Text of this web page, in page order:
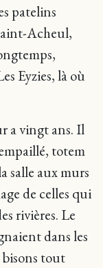
patelins
Acheul,
Eyzies, là où
a vingt ans. Il
totem
salle aux murs
de celles qui
rivières. Le
dans les
bisons tout